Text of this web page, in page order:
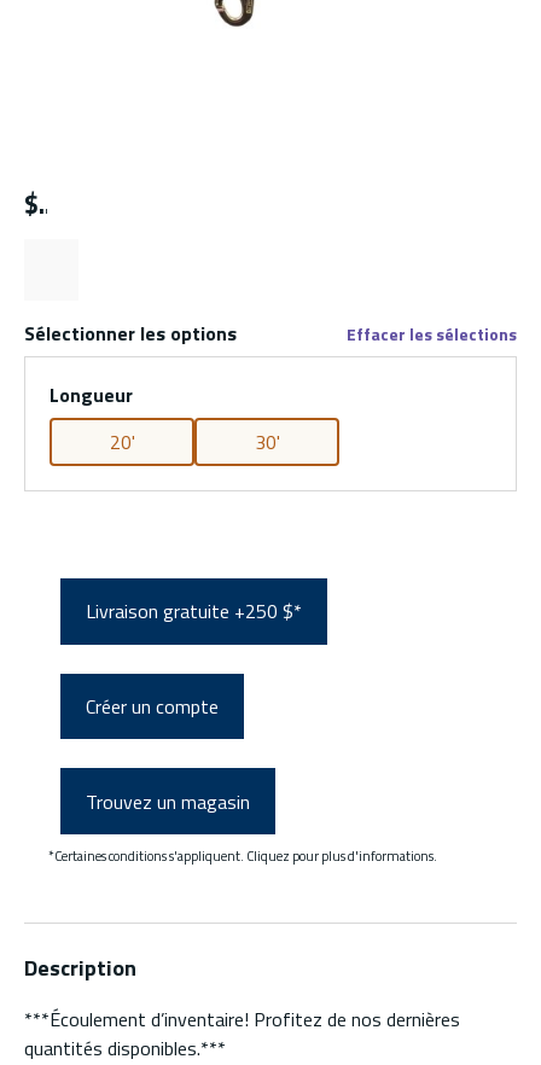
$
Sélectionner les options Effacer les sélections
Longueur
20'
30'
Livraison gratuite +250 $*
Créer un compte
Trouvez un magasin
*Certaines conditions s'appliquent. Cliquez pour plus d'informations.
Description
***Écoulement d’inventaire! Profitez de nos dernières
quantités disponibles.***